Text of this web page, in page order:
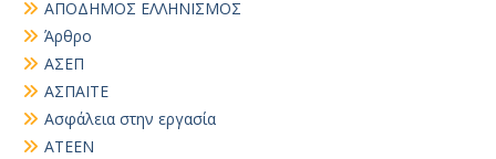
ΑΠΟΔΗΜΟΣ ΕΛΛΗΝΙΣΜΟΣ
Άρθρο
ΑΣΕΠ
ΑΣΠΑΙΤΕ
Ασφάλεια στην εργασία
ΑΤΕΕΝ